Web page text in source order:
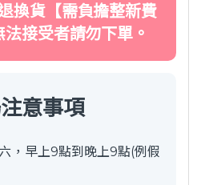
換貨【需負擔整新費
接受者請勿下單。
意事項
，早上9點到晚上9點(例假